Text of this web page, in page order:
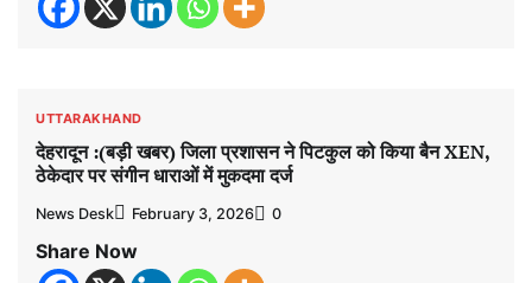
UTTARAKHAND
देहरादून :(बड़ी खबर) जिला प्रशासन ने पिटकुल को किया बैन XEN,
ठेकेदार पर संगीन धाराओं में मुकदमा दर्ज
News Desk February 3, 2026 0
Share Now